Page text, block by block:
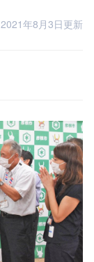
2021年8月3日更新